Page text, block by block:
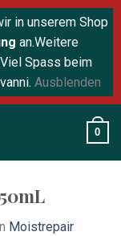
in unserem Shop
an.Weitere
Spass beim
Ausblenden
0
Moistrepair